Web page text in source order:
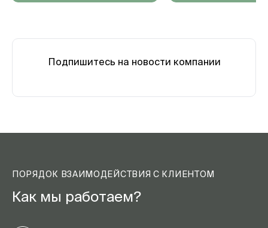
Подпишитесь на новости компании
ПОРЯДОК ВЗАИМОДЕЙСТВИЯ С КЛИЕНТОМ
Как мы работаем?